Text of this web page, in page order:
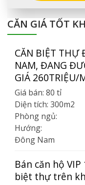
CĂN GIÁ TỐT
CĂN BIỆT THỰ
NAM, ĐANG
GIÁ 260TRIỆU/
Giá bán: 80 tỉ
Diện tích: 300m2
Phòng ngủ:
Hướng:
Đông Nam
Bán căn hộ
biệt thự trên